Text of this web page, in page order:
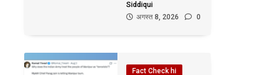
Siddiqui
अगस्त 8, 2026
0
Fact Check hi